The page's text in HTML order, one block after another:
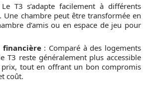
T3 s’adapte facilement à différents
Une chambre peut être transformée en
d’amis ou en espace de jeu pour
financière: Comparé à des logements
T3 reste généralement plus accessible
prix, tout en offrant un bon compromis
coût.